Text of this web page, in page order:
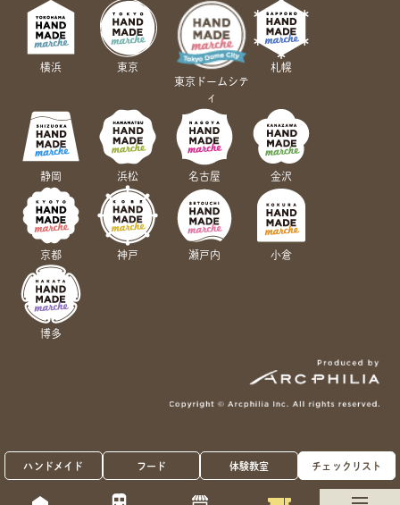
ハンドメイド フード 体験教室 チェックリスト
横浜
東京
東京ドームシテ
ィ
札幌
静岡 浜松 名古屋 金沢
京都 神戸 瀬戸内 小倉
博多